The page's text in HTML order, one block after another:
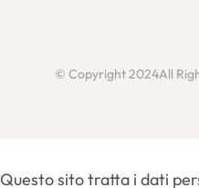
© Copyright 2024All
Questo sito tratta i dati